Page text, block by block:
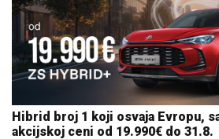
Hibrid broj 1 koji osvaja Evropu,
akcijskoj ceni od 19.990€ do 31.8.